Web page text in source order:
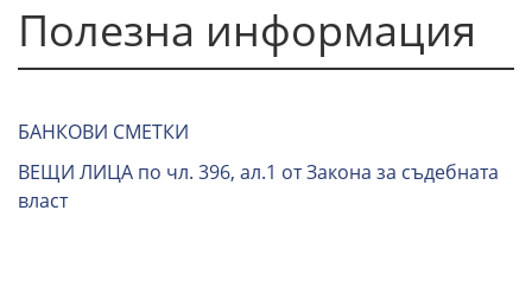
Полезна информация
БАНКОВИ СМЕТКИ
ВЕЩИ ЛИЦА по чл. 396, ал.1 от Закона за съдебната
власт